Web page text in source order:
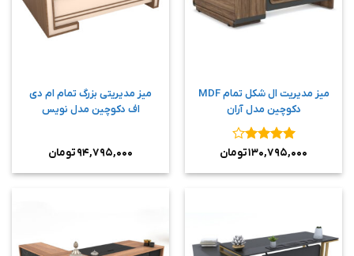
میز مدیریت ال شکل تمام MDF
دکوچین مدل آران
نمره۴
۱۳۰,۷۹۵,۰۰۰تومان
میز مدیریتی بزرگ تمام ام دی
اف دکوچین مدل نویس
۹۴,۷۹۵,۰۰۰تومان